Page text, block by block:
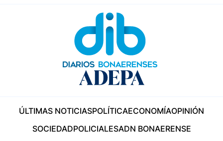
ÚLTIMAS NOTICIASPOLÍTICAECONOMÍAOPINIÓN
SOCIEDADPOLICIALESADN BONAERENSE